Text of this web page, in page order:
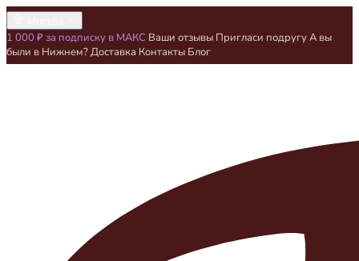
1 000 ₽ за подписку в МАКС Ваши отзывы Пригласи подругуА вы
были в Нижнем?Доставка Контакты Блог